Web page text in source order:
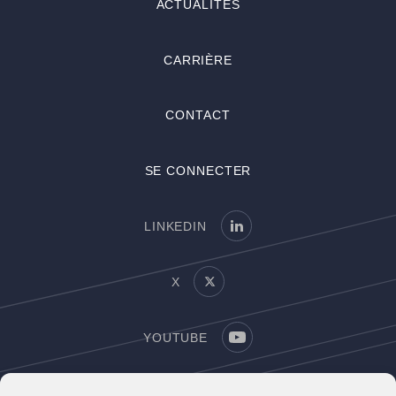
ACTUALITÉS
CARRIÈRE
CONTACT
SE CONNECTER
LINKEDIN
X
YOUTUBE